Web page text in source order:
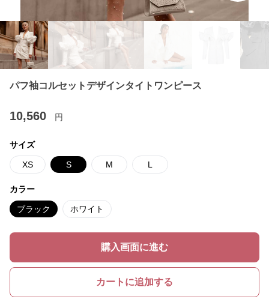
パフ袖コルセットデザインタイトワンピース
10,560 円
サイズ
XS S M L
カラー
ブラック ホワイト
購入画面に進む
カートに追加する